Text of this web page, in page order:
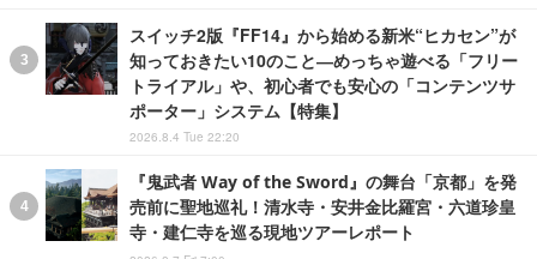
スイッチ2版『FF14』から始める新米“ヒカセン”が
知っておきたい10のこと―めっちゃ遊べる「フリー
トライアル」や、初心者でも安心の「コンテンツサ
ポーター」システム【特集】
2026.8.4 Tue 22:20
『鬼武者 Way of the Sword』の舞台「京都」を発
売前に聖地巡礼！清水寺・安井金比羅宮・六道珍皇
寺・建仁寺を巡る現地ツアーレポート